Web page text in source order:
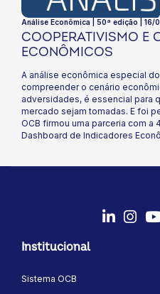
Análise Econômica | 50ª edição | 16/
COOPERATIVISMO E
ECONÔMICOS
A análise econômica especial
compreender o cenário
adversidades, é essencial para
mercado sejam tomadas. E foi
OCB firmou uma parceria com a
Dashboard de Indicadores
coop nas tomadas de decisões
Institucional
Sistema OCB